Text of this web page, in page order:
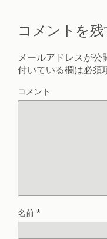
コメントを残
メールアドレスが公
付いている欄は必須
コメント
名前 *